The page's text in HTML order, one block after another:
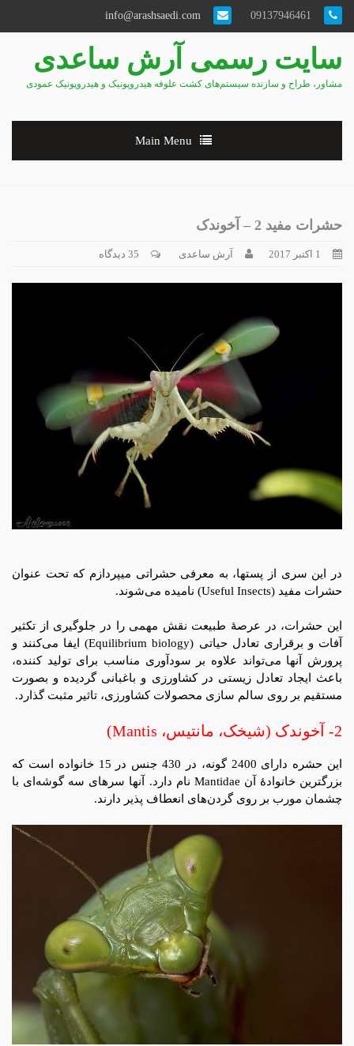
سایت رسمی آرش ساعدی
مشاور، طراح و سازنده سیستم‌های کشت علوفه هیدروپونیک و هیدروپونیک عمودی
Main Menu
حشرات مفید 2 – آخوندک
1 اکتبر 2017 آرش ساعدی 35 دیدگاه
در این سری از پستها، به معرفی حشراتی میپردازم که تحت عنوان
حشرات مفید (Useful Insects) نامیده می‌شوند.
این حشرات، در عرصۀ طبیعت نقش مهمی را در جلوگیری از تكثیر
آفات و برقراری تعادل حیاتی (Equilibrium biology) ایفا می‌کنند و
پرورش آنها می‌تواند علاوه بر سودآوری مناسب برای تولید کننده،
باعث ایجاد تعادل زیستی در کشاورزی و باغبانی گردیده و بصورت
مستقیم بر روی سالم سازی محصولات کشاورزی، تاثیر مثبت گذارد.
2- آخوندک (شیخک، مانتیس، Mantis)
این حشره دارای 2400 گونه، در 430 جنس در 15 خانواده است که
بزرگترین خانوادۀ آن Mantidae نام دارد. آنها سرهای سه گوشه‌ای با
چشمان مورب بر روی گردن‌های انعطاف پذیر دارند.